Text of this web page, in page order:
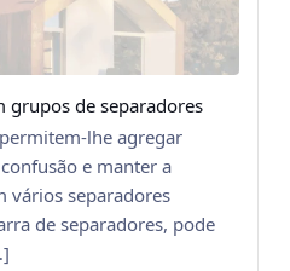
grupos de separadores
lhe agregar
e manter a
vários separadores
de separadores, pode